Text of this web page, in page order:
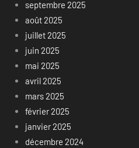
septembre 2025
août 2025
juillet 2025
juin 2025
mai 2025
avril 2025
mars 2025
février 2025
janvier 2025
décembre 2024